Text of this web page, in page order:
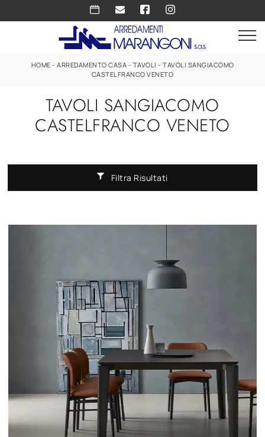
HOME - ARREDAMENTO CASA - TAVOLI - TAVOLI SANGIACOMO
CASTELFRANCO VENETO
TAVOLI SANGIACOMO
CASTELFRANCO VENETO
Filtra Risultati